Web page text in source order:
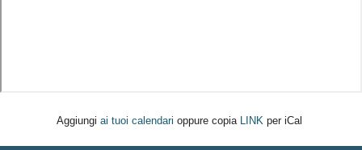
Aggiungi ai tuoi calendari oppure copia LINK per iCal